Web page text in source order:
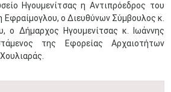
Ηγουμενίτσας η Αντιπρόεδρος του
Εφραίμογλου, ο Διευθύνων Σύμβουλος κ.
ο Δήμαρχος Ηγουμενίτσας κ. Ιωάννης
της Εφορείας Αρχαιοτήτων